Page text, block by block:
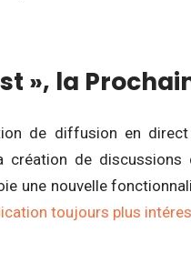
», la
de diffusion en
création de discussions
une nouvelle
toujours plus